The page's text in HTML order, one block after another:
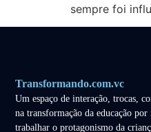
sempre foi
Transformando.com.vc
Um espaço de interação, trocas,
na transformação da educação
trabalhar o protagonismo da